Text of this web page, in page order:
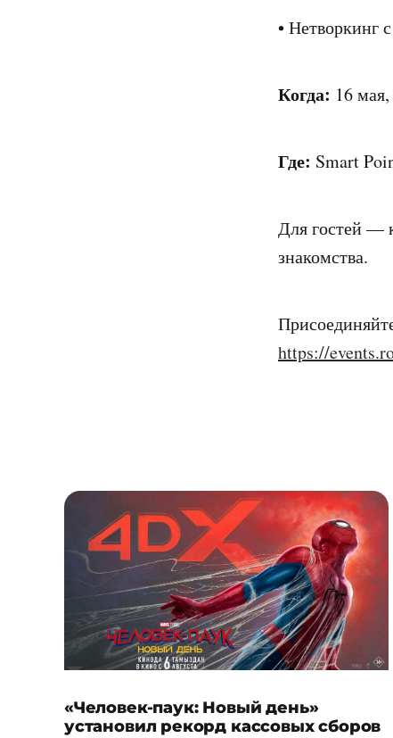
• Нетворкинг
Когда: 16
Где: Smart
Для гостей —
знакомства.
https://
«Человек-паук: Новый день»
установил рекорд кассовых сборов